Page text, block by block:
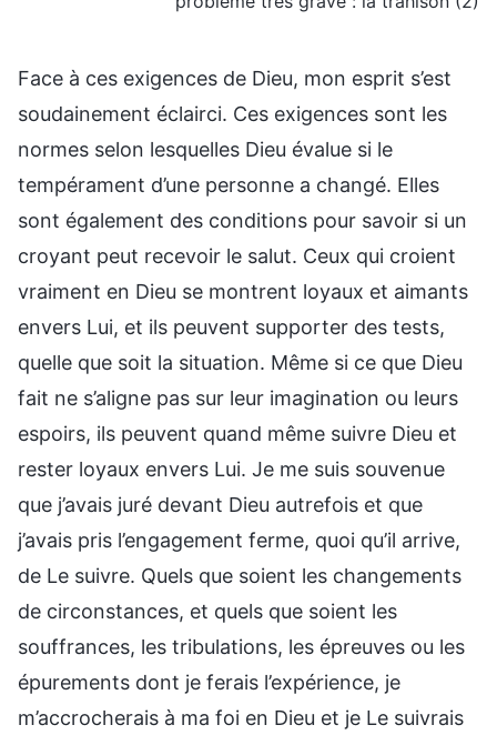
Face à ces exigences de Dieu, mon esprit s’est
soudainement éclairci. Ces exigences sont les
normes selon lesquelles Dieu évalue si le
tempérament d’une personne a changé. Elles
sont également des conditions pour savoir si un
croyant peut recevoir le salut. Ceux qui croient
vraiment en Dieu se montrent loyaux et aimants
envers Lui, et ils peuvent supporter des tests,
quelle que soit la situation. Même si ce que Dieu
fait ne s’aligne pas sur leur imagination ou leurs
espoirs, ils peuvent quand même suivre Dieu et
rester loyaux envers Lui. Je me suis souvenue
que j’avais juré devant Dieu autrefois et que
j’avais pris l’engagement ferme, quoi qu’il arrive,
de Le suivre. Quels que soient les changements
de circonstances, et quels que soient les
souffrances, les tribulations, les épreuves ou les
épurements dont je ferais l’expérience, je
m’accrocherais à ma foi en Dieu et je Le suivrais